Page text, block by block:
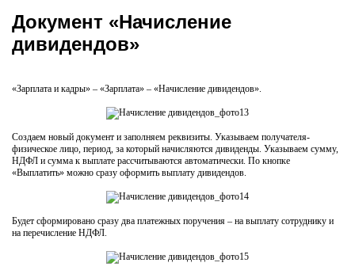
Документ «Начисление
дивидендов»
«Зарплата и кадры» – «Зарплата» – «Начисление дивидендов».
Создаем новый документ и заполняем реквизиты. Указываем получателя-
физическое лицо, период, за который начисляются дивиденды. Указываем сумму,
НДФЛ и сумма к выплате рассчитываются автоматически. По кнопке
«Выплатить» можно сразу оформить выплату дивидендов.
Будет сформировано сразу два платежных поручения – на выплату сотруднику и
на перечисление НДФЛ.